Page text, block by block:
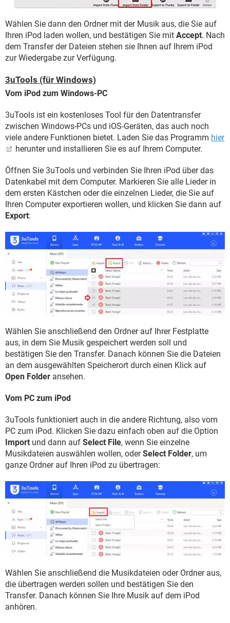
Wählen Sie dann den Ordner mit der Musik aus, die Sie auf
Ihren iPod laden wollen, und bestätigen Sie mit Accept. Nach
dem Transfer der Dateien stehen sie Ihnen auf Ihrem iPod
zur Wiedergabe zur Verfügung.
3uTools (für Windows)
Vom iPod zum Windows-PC
3uTools ist ein kostenloses Tool für den Datentransfer
zwischen Windows-PCs und iOS-Geräten, das auch noch
viele andere Funktionen bietet. Laden Sie das Programm hier
herunter und installieren Sie es auf Ihrem Computer.
Öffnen Sie 3uTools und verbinden Sie Ihren iPod über das
Datenkabel mit dem Computer. Markieren Sie alle Lieder in
dem ersten Kästchen oder die einzelnen Lieder, die Sie auf
Ihren Computer exportieren wollen, und klicken Sie dann auf
Export:
Wählen Sie anschließend den Ordner auf Ihrer Festplatte
aus, in dem Sie Musik gespeichert werden soll und
bestätigen Sie den Transfer. Danach können Sie die Dateien
an dem ausgewählten Speicherort durch einen Klick auf
Open Folder ansehen.
Vom PC zum iPod
3uTools funktioniert auch in die andere Richtung, also vom
PC zum iPod. Klicken Sie dazu einfach oben auf die Option
Import und dann auf Select File, wenn Sie einzelne
Musikdateien auswählen wollen, oderSelect Folder, um
ganze Ordner auf Ihren iPod zu übertragen:
Wählen Sie anschließend die Musikdateien oder Ordner aus,
die übertragen werden sollen und bestätigen Sie den
Transfer. Danach können Sie Ihre Musik auf dem iPod
anhören.